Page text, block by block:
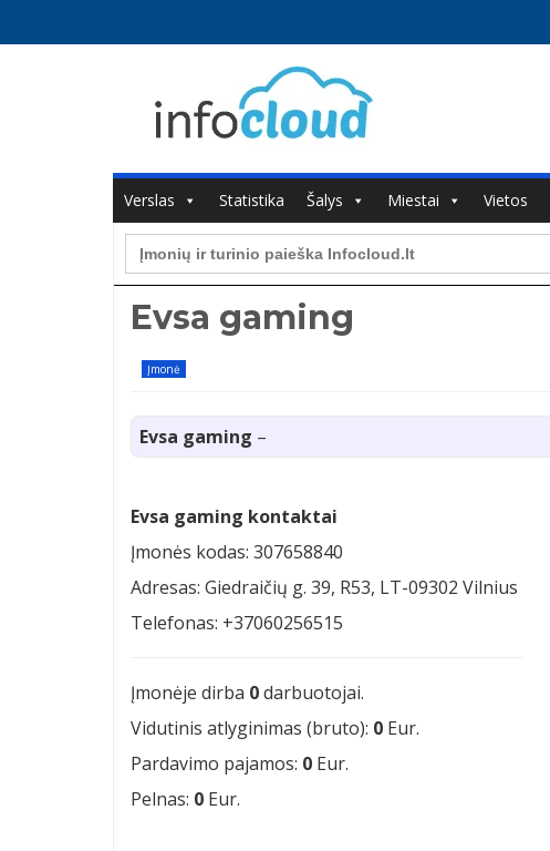
Verslas Statistika Šalys Miestai Vietos
Search
for:
Evsa gaming
Įmonė
Evsa gaming –
Evsa gaming kontaktai
Įmonės kodas: 307658840
Adresas: Giedraičių g. 39, R53, LT-09302 Vilnius
Telefonas: +37060256515
Įmonėje dirba 0darbuotojai.
Vidutinis atlyginimas (bruto): 0 Eur.
Pardavimo pajamos: 0 Eur.
Pelnas: 0 Eur.